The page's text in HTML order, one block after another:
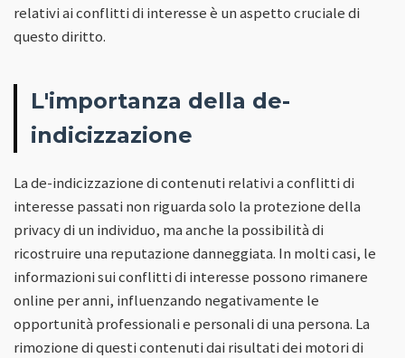
relativi ai conflitti di interesse è un aspetto cruciale di
questo diritto.
L'importanza della de-
indicizzazione
La de-indicizzazione di contenuti relativi a conflitti di
interesse passati non riguarda solo la protezione della
privacy di un individuo, ma anche la possibilità di
ricostruire una reputazione danneggiata. In molti casi, le
informazioni sui conflitti di interesse possono rimanere
online per anni, influenzando negativamente le
opportunità professionali e personali di una persona. La
rimozione di questi contenuti dai risultati dei motori di